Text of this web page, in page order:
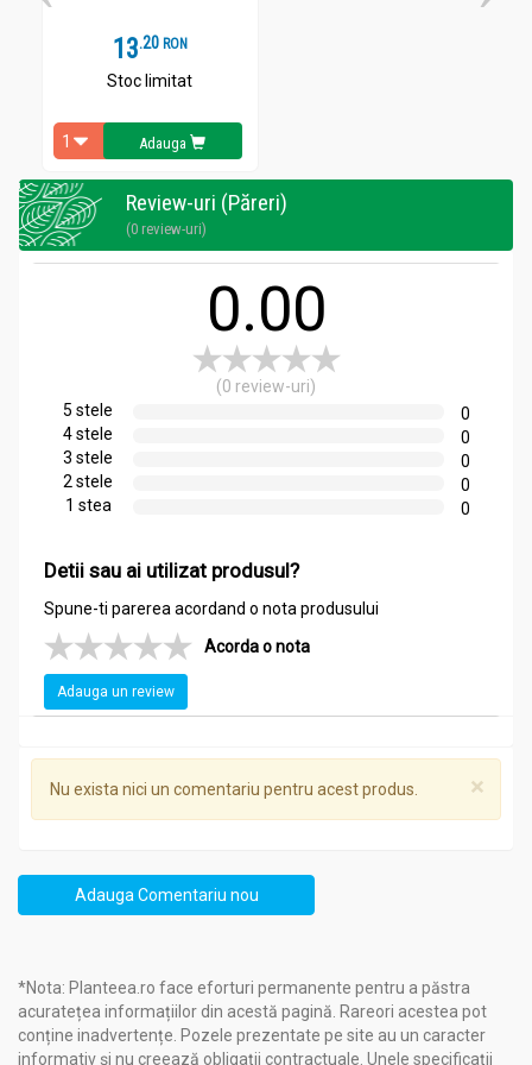
13.2 RON
Stoc limitat
Adauga
Review-uri (Păreri)
(0 review-uri)
0.00
(0 review-uri)
5 stele
0
4 stele
0
3 stele
0
2 stele
0
1 stea
0
Detii sau ai utilizat produsul?
Spune-ti parerea acordand o nota produsului
Acorda o nota
Adauga un review
×
Nu exista nici un comentariu pentru acest produs.
Adauga Comentariu nou
*Nota: Planteea.ro face eforturi permanente pentru a păstra
acuratețea informațiilor din acestă pagină. Rareori acestea pot
conține inadvertențe. Pozele prezentate pe site au un caracter
informativ și nu creează obligații contractuale. Unele specificații